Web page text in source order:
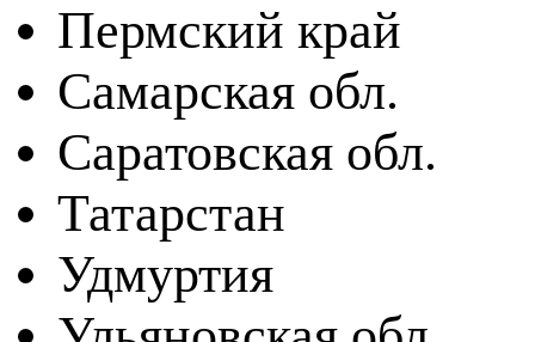
Пермский край
Самарская обл.
Саратовская обл.
Татарстан
Удмуртия